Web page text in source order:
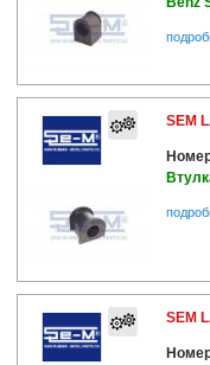
SEM
SEM